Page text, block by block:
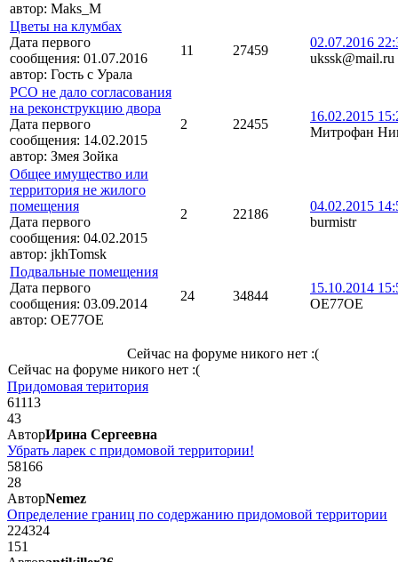
автор: Maks_M
Цветы на клумбах
Дата первого
сообщения: 01.07.2016
автор: Гость с Урала
11 27459
02.07.2016
ukssk@mail.ru
РСО не дало согласования
на реконструкцию двора
Дата первого
сообщения: 14.02.2015
автор: Змея Зойка
2 22455
16.02.2015
Митрофан
Общее имущество или
территория не жилого
помещения
Дата первого
сообщения: 04.02.2015
автор: jkhTomsk
2 22186
04.02.2015
burmistr
Подвальные помещения
Дата первого
сообщения: 03.09.2014
автор: OE77OE
24 34844
15.10.2014
OE77OE
Сейчас на форуме никого нет :(
Сейчас на форуме никого нет :(
Придомовая територия
61113
43
АвторИрина Сергеевна
Убрать ларек с придомовой территории!
58166
28
АвторNemez
Определение границ по содержанию придомовой территории
224324
151